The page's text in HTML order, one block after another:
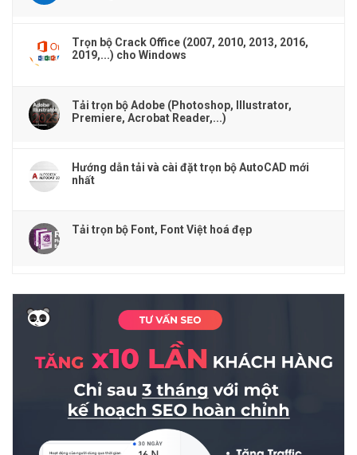
Trọn bộ Crack Office (2007, 2010, 2013, 2016,
2019,...) cho Windows
Tải trọn bộ Adobe (Photoshop, Illustrator,
Premiere, Acrobat Reader,...)
Hướng dẫn tải và cài đặt trọn bộ AutoCAD mới
nhất
Tải trọn bộ Font, Font Việt hoá đẹp